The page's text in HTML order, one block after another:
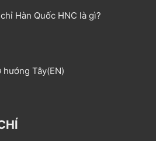
Hàn Quốc HNC là gì?
hướng Tây(EN)